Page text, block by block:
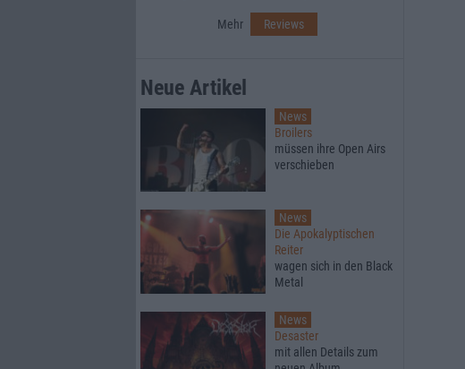
Mehr Reviews
Neue Artikel
News
Broilers
müssen ihre Open Airs
verschieben
News
Die Apokalyptischen
Reiter
wagen sich in den Black
Metal
News
Desaster
mit allen Details zum